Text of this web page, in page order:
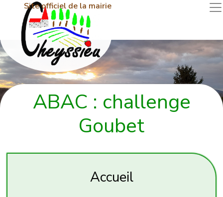
Site officiel de la mairie
ABAC : challenge
Goubet
Accueil